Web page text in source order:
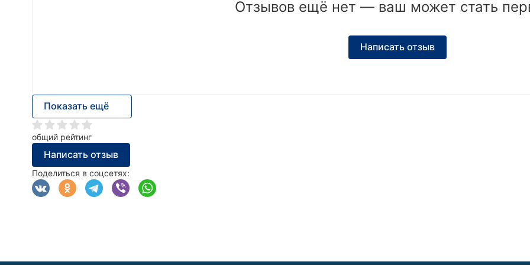
Отзывов ещё нет — ваш может стать
Написать отзыв
Показать ещё
общий рейтинг
Написать отзыв
Поделиться в соцсетях: